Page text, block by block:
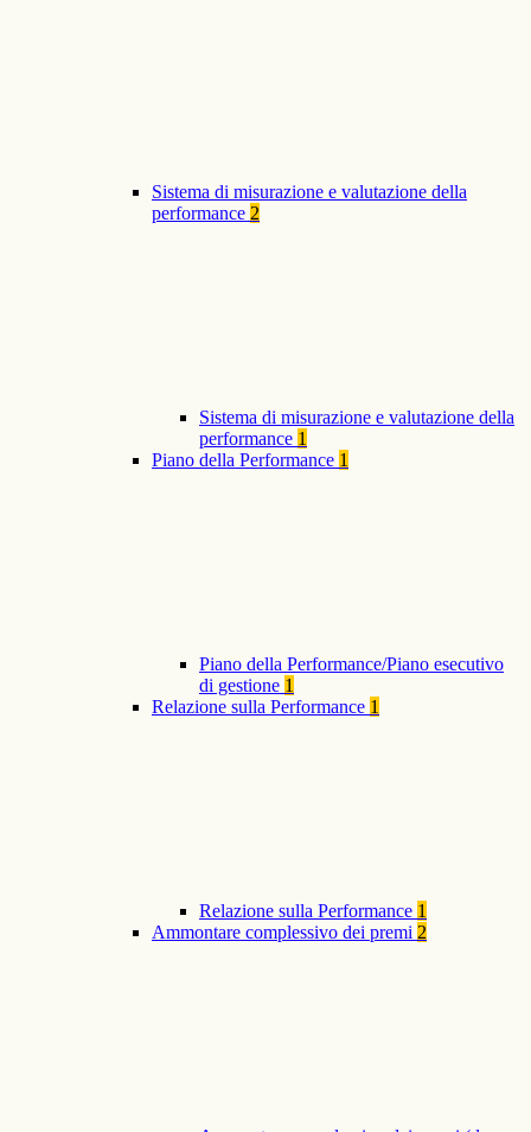
Sistema di misurazione e valutazione della
performance 2
Sistema di misurazione e valutazione della
performance 1
Piano della Performance 1
Piano della Performance/Piano esecutivo
di gestione 1
Relazione sulla Performance 1
Relazione sulla Performance 1
Ammontare complessivo dei premi 2